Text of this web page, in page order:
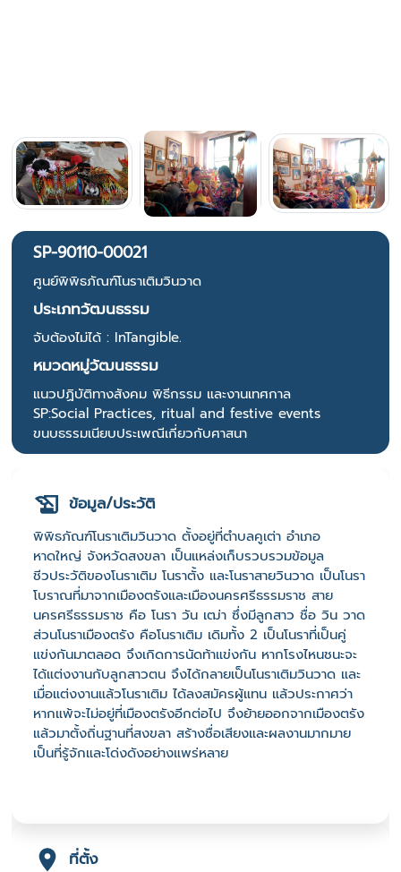
SP-90110-00021
ศูนย์พิพิธภัณฑ์โนราเติมวินวาด
ประเภทวัฒนธรรม
จับต้องไม่ได้ : InTangible.
หมวดหมู่วัฒนธรรม
แนวปฏิบัติทางสังคม พิธีกรรม และงานเทศกาล
SP:Social Practices, ritual and festive events
ขนบธรรมเนียบประเพณีเกี่ยวกับศาสนา
ข้อมูล/ประวัติ
พิพิธภัณฑ์โนราเติมวินวาด ตั้งอยู่ที่ตำบลคูเต่า อำเภอ
หาดใหญ่ จังหวัดสงขลา เป็นแหล่งเก็บรวบรวมข้อมูล
ชีวประวัติของโนราเติม โนราตั้ง และโนราสายวินวาด เป็นโนรา
โบราณที่มาจากเมืองตรังและเมืองนครศรีธรรมราช สาย
นครศรีธรรมราช คือ โนรา วัน เฒ่า ซึ่งมีลูกสาว ชื่อ วิน วาด
ส่วนโนราเมืองตรัง คือโนราเติม เดิมทั้ง 2 เป็นโนราที่เป็นคู่
แข่งกันมาตลอด จึงเกิดการนัดท้าแข่งกัน หากโรงไหนชนะจะ
ได้แต่งงานกับลูกสาวตน จึงได้กลายเป็นโนราเติมวินวาด และ
เมื่อแต่งงานแล้วโนราเติม ได้ลงสมัครผู้แทน แล้วประกาศว่า
หากแพ้จะไม่อยู่ที่เมืองตรังอีกต่อไป จึงย้ายออกจากเมืองตรัง
แล้วมาตั้งถิ่นฐานที่สงขลา สร้างชื่อเสียงและผลงานมากมาย
เป็นที่รู้จักและโด่งดังอย่างแพร่หลาย
ที่ตั้ง